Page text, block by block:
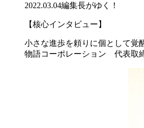
2022.03.04編集長がゆく！
【核心インタビュー】
小さな進歩を頼りに個として
物語コーポレーション 代表取